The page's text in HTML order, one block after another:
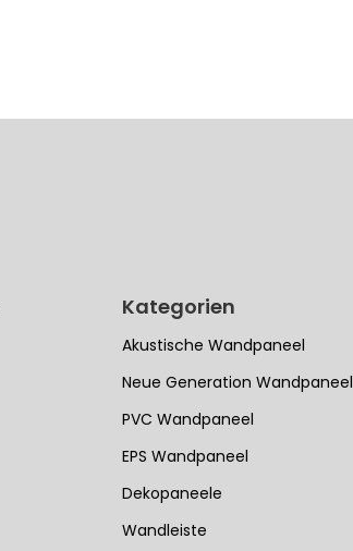
Kategorien
Akustische Wandpaneel
Neue Generation Wandpaneel
PVC Wandpaneel
EPS Wandpaneel
Dekopaneele
Wandleiste